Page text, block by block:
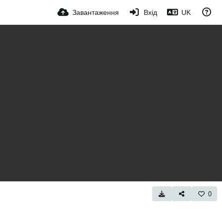
Завантаження Вхід UK
0